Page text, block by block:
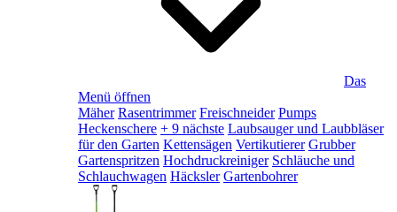
Das
Menü öffnen
Mäher Rasentrimmer Freischneider Pumps
Heckenschere + 9 nächste Laubsauger und Laubbläser
für den Garten Kettensägen Vertikutierer Grubber
Gartenspritzen Hochdruckreiniger Schläuche und
Schlauchwagen Häcksler Gartenbohrer